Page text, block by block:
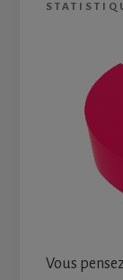
Vous